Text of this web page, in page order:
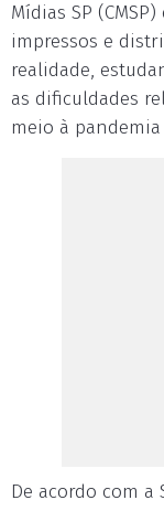
Mídias SP
impressos e
realidade,
as dificuldades
meio à
De acordo com a